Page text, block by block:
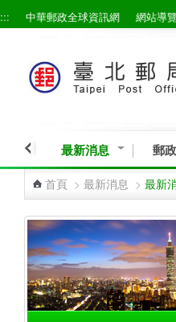
跳到主要內容區塊
::: 中華郵政全球資訊網 網站導
最新消息 郵
首頁 > 最新消息 > 最新